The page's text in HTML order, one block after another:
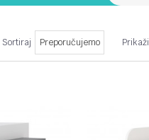
Sortiraj Prikaži